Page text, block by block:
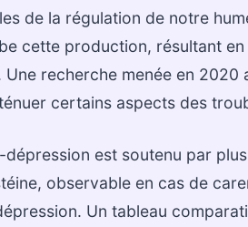
de la régulation de notre
cette production, résultant
Une recherche menée en 2020
certains aspects des
dépression est soutenu par
observable en cas de
Un tableau